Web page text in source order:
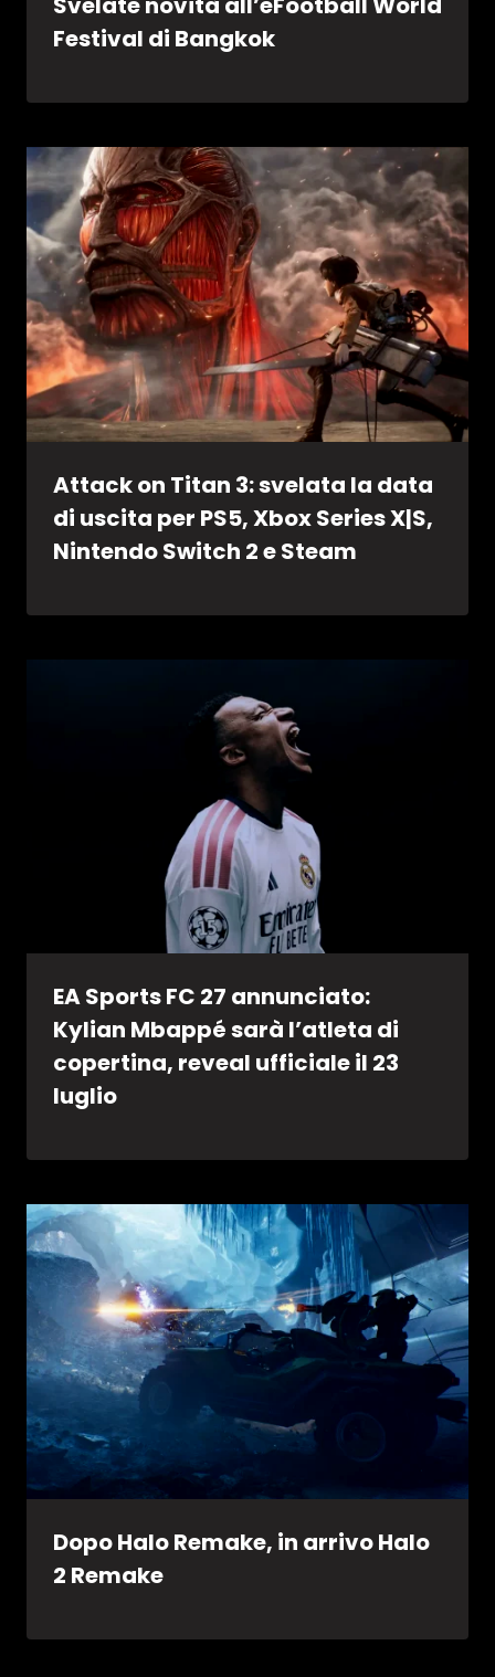
Festival di Bangkok
Attack on Titan 3: svelata la data
di uscita per PS5, Xbox Series X|S,
Nintendo Switch 2 e Steam
EA Sports FC 27 annunciato:
Kylian Mbappé sarà l’atleta di
copertina, reveal ufficiale il 23
luglio
Dopo Halo Remake, in arrivo Halo
2 Remake